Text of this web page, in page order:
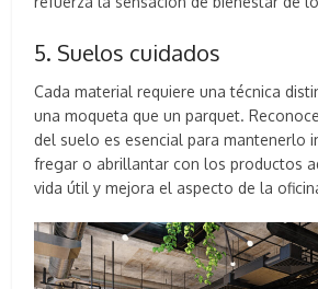
5. Suelos cuidados
Cada material requiere una técnica
una moqueta que un parquet.
del suelo es esencial para mantenerlo
fregar o abrillantar con los productos
vida útil y mejora el aspecto de la